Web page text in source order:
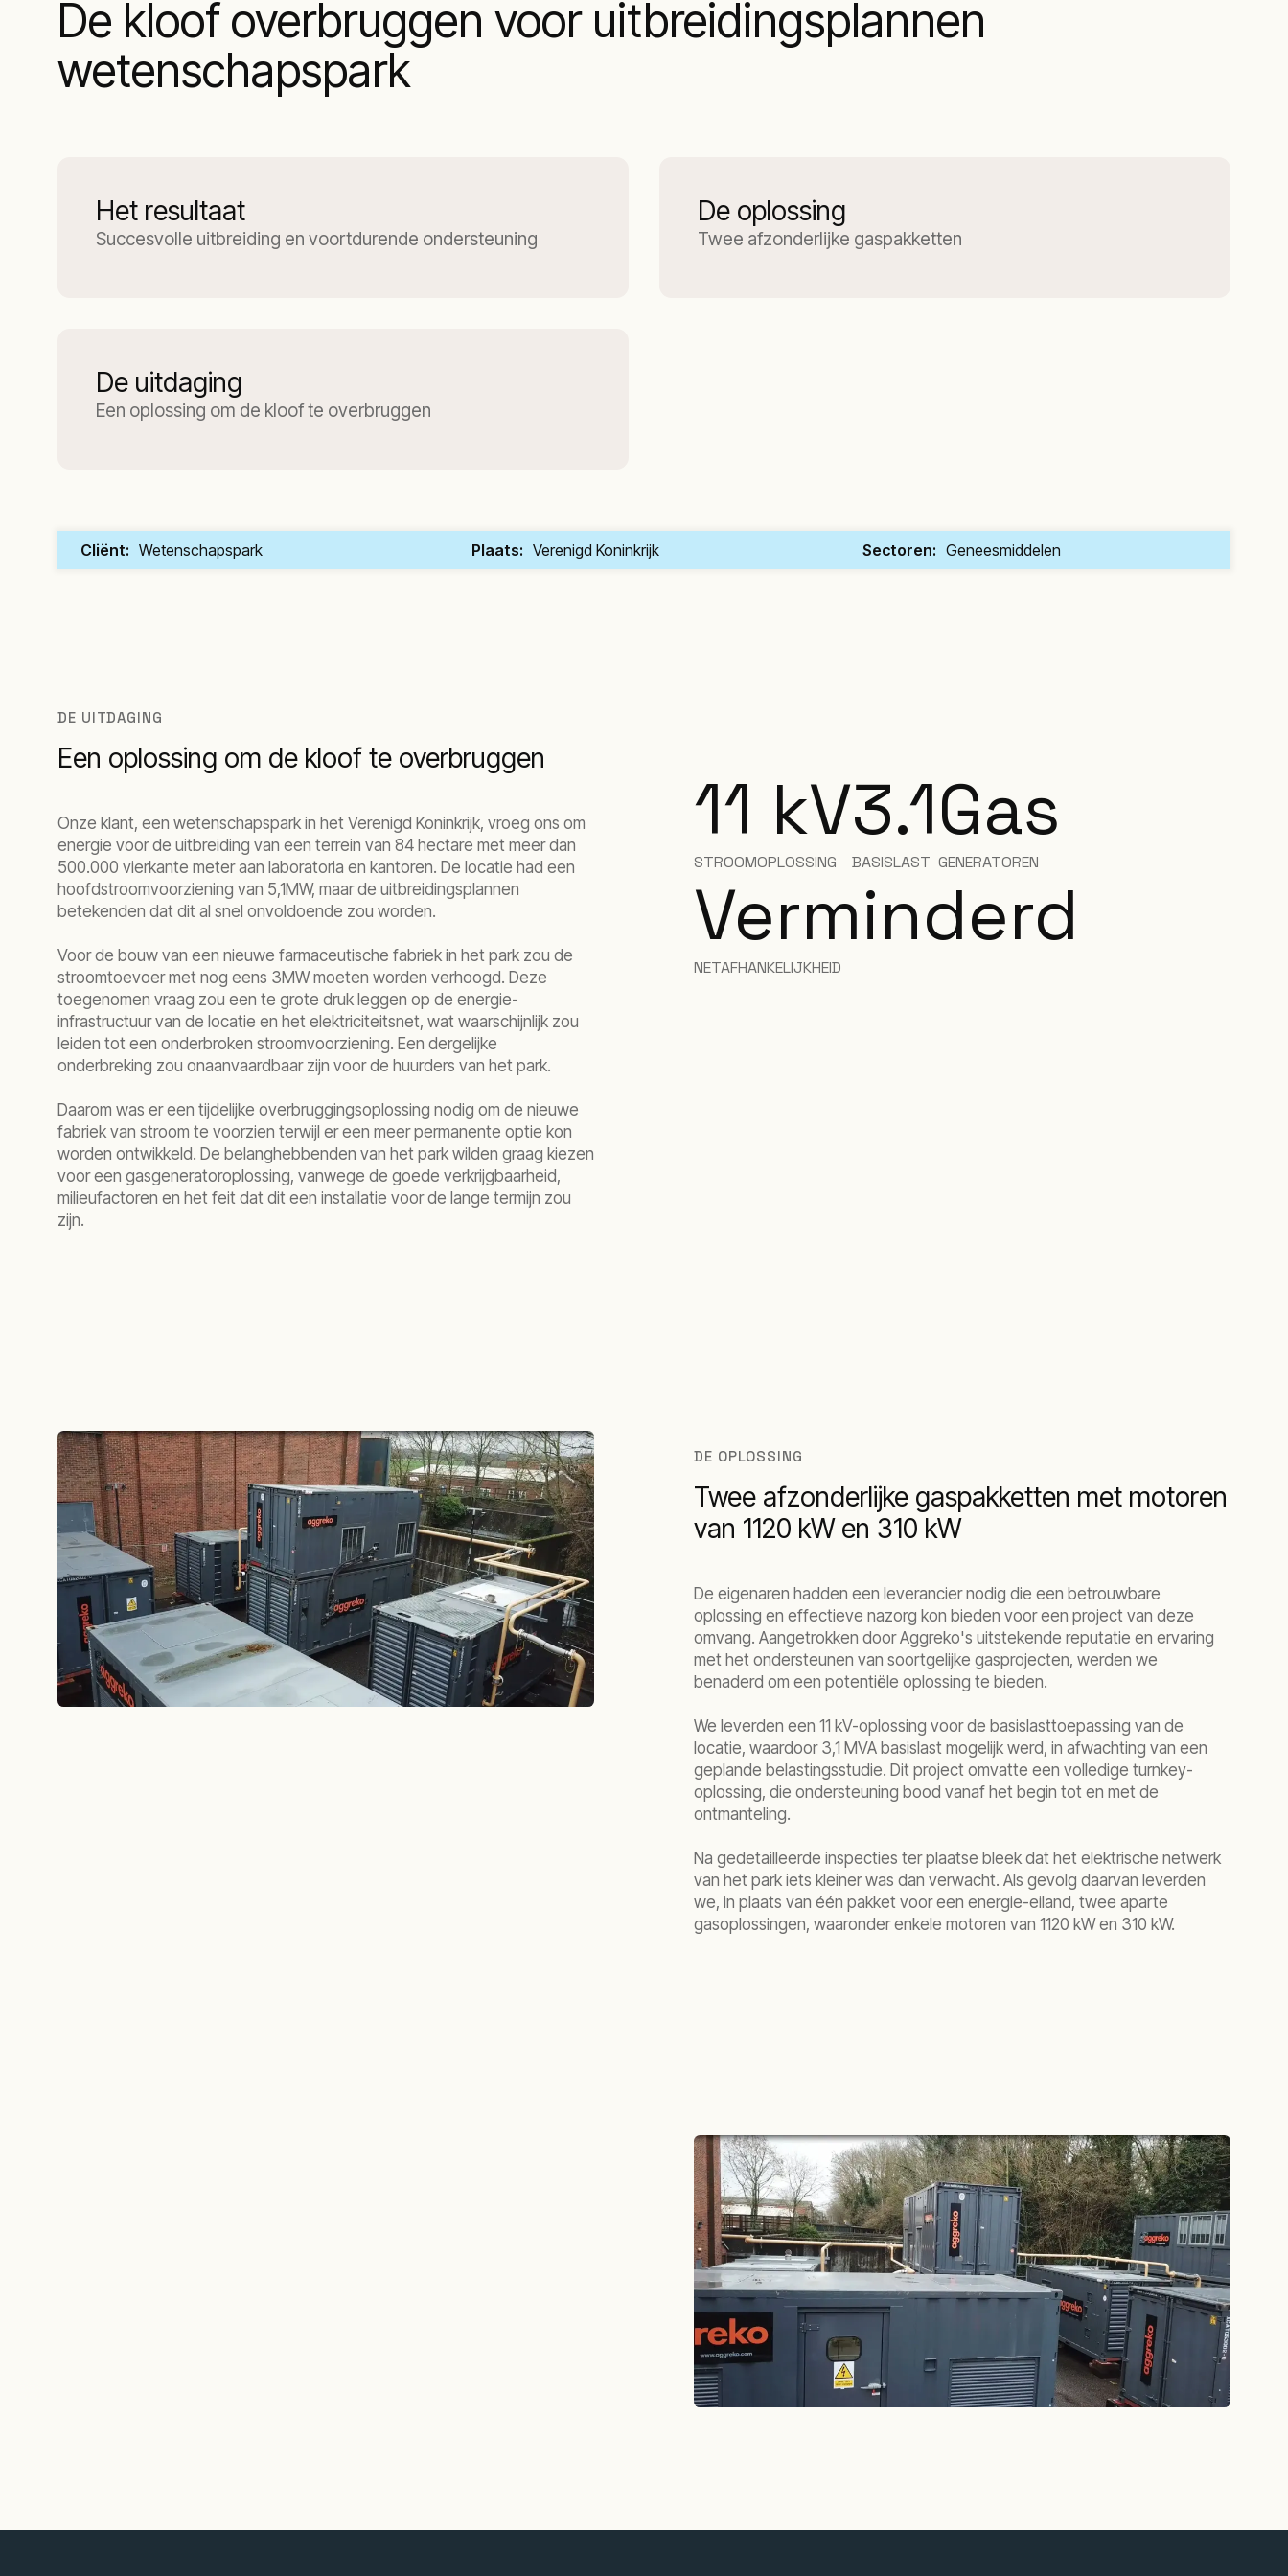
De kloof overbruggen voor uitbreidingsplannen
wetenschapspark
Het resultaat
Succesvolle uitbreiding en voortdurende ondersteuning
De oplossing
Twee afzonderlijke gaspakketten
De uitdaging
Een oplossing om de kloof te overbruggen
Cliënt: Wetenschapspark Plaats: Verenigd Koninkrijk Sectoren: Geneesmiddelen
DE UITDAGING
Een oplossing om de kloof te overbruggen
Onze klant, een wetenschapspark in het Verenigd Koninkrijk, vroeg ons om
energie voor de uitbreiding van een terrein van 84 hectare met meer dan
500.000 vierkante meter aan laboratoria en kantoren. De locatie had een
hoofdstroomvoorziening van 5,1MW, maar de uitbreidingsplannen
betekenden dat dit al snel onvoldoende zou worden.
Voor de bouw van een nieuwe farmaceutische fabriek in het park zou de
stroomtoevoer met nog eens 3MW moeten worden verhoogd. Deze
toegenomen vraag zou een te grote druk leggen op de energie-
infrastructuur van de locatie en het elektriciteitsnet, wat waarschijnlijk zou
leiden tot een onderbroken stroomvoorziening. Een dergelijke
onderbreking zou onaanvaardbaar zijn voor de huurders van het park.
Daarom was er een tijdelijke overbruggingsoplossing nodig om de nieuwe
fabriek van stroom te voorzien terwijl er een meer permanente optie kon
worden ontwikkeld. De belanghebbenden van het park wilden graag kiezen
voor een gasgeneratoroplossing, vanwege de goede verkrijgbaarheid,
milieufactoren en het feit dat dit een installatie voor de lange termijn zou
zijn.
11 kV
STROOMOPLOSSING
3.1
BASISLAST
Gas
GENERATOREN
Verminderd
NETAFHANKELIJKHEID
DE OPLOSSING
Twee afzonderlijke gaspakketten met motoren
van 1120 kW en 310 kW
De eigenaren hadden een leverancier nodig die een betrouwbare
oplossing en effectieve nazorg kon bieden voor een project van deze
omvang. Aangetrokken door Aggreko's uitstekende reputatie en ervaring
met het ondersteunen van soortgelijke gasprojecten, werden we
benaderd om een potentiële oplossing te bieden.
We leverden een 11 kV-oplossing voor de basislasttoepassing van de
locatie, waardoor 3,1 MVA basislast mogelijk werd, in afwachting van een
geplande belastingsstudie. Dit project omvatte een volledige turnkey-
oplossing, die ondersteuning bood vanaf het begin tot en met de
ontmanteling.
Na gedetailleerde inspecties ter plaatse bleek dat het elektrische netwerk
van het park iets kleiner was dan verwacht. Als gevolg daarvan leverden
we, in plaats van één pakket voor een energie-eiland, twee aparte
gasoplossingen, waaronder enkele motoren van 1120 kW en 310 kW.